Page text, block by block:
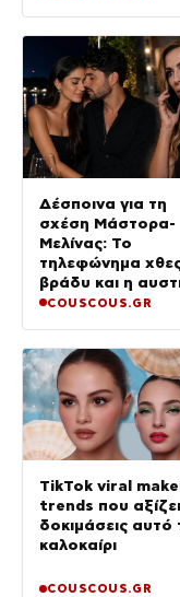
Δέσποινα για τη
σχέση Μάστορα-
Μελίνας: Το
τηλεφώνημα
βράδυ και η
προειδοποίηση
COUSCOUS.GR
TikTok viral
trends που
δοκιμάσεις αυτό
καλοκαίρι
COUSCOUS.GR